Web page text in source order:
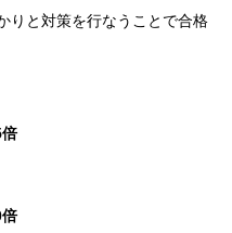
りと対策を行なうことで合格